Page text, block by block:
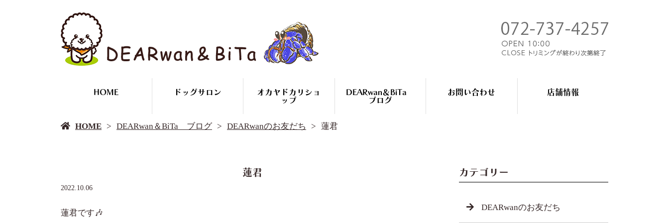
HOME ドッグサロン
オカヤドカリショ
ップ
DEARwan＆BiTa
ブログ
お問い合わせ 店舗情報
DEARwan＆BiTa ブログ
HOME DEARwan＆BiTa ブログ DEARwanのお友だち 蓮君
蓮君
2022.10.06
蓮君です🎶
カテゴリー
DEARwanのお友だち